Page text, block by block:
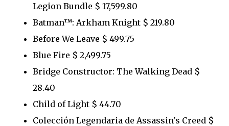
Legion Bundle $ 17,599.80
Batman™: Arkham Knight $ 219.80
Before We Leave $ 499.75
Blue Fire $ 2,499.75
Bridge Constructor: The Walking Dead $
28.40
Child of Light $ 44.70
Colección Legendaria de Assassin's Creed $